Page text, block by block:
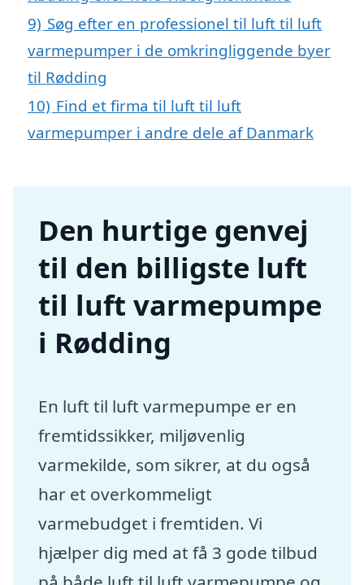
9) Søg efter en professionel til luft til luft
varmepumper i de omkringliggende byer
til Rødding
10) Find et firma til luft til luft
varmepumper i andre dele af Danmark
Den hurtige genvej
til den billigste luft
til luft varmepumpe
i Rødding
En luft til luft varmepumpe er en
fremtidssikker, miljøvenlig
varmekilde, som sikrer, at du også
har et overkommeligt
varmebudget i fremtiden. Vi
hjælper dig med at få 3 gode tilbud